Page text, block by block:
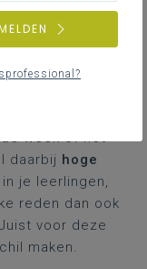
doelen
week of het
daarbij hoge
je leerlingen,
reden dan ook
voor deze
maken.